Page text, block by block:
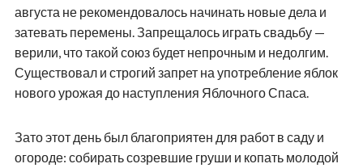
августа не рекомендовалось начинать новые дела и
затевать перемены. Запрещалось играть свадьбу —
верили, что такой союз будет непрочным и недолгим.
Существовал и строгий запрет на употребление яблок
нового урожая до наступления Яблочного Спаса.
Зато этот день был благоприятен для работ в саду и
огороде: собирать созревшие груши и копать молодой